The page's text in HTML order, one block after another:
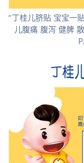
“丁桂儿脐贴 宝宝一
儿腹痛 腹泻 健脾